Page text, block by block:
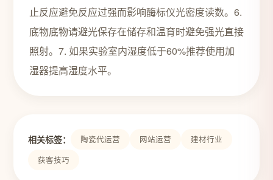
止反应避免反应过强而影响酶标仪光密度读数。6.
底物底物请避光保存在储存和温育时避免强光直接
照射。7. 如果实验室内湿度低于60%推荐使用加
湿器提高湿度水平。
相关标签： 陶瓷代运营 网站运营
建材行业
获客技巧